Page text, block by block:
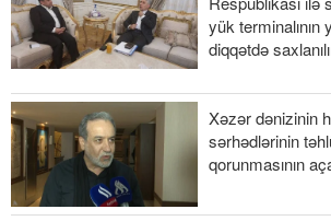
Nazir Azərbaycan-Ermənistan normallaşma
əlavə irəliləyişlər gözlənildiyini deyib
Ruben Rubinyan Ermənistan parlamentinin
Ekspertlər Məclisi: Ali Liderin müdrik və
sistemdəki bütün vəzifəli şəxslərin əsas
yük terminalının
diqqətdə
Xəzər dənizinin
sərhədlərinin
qorunmasının